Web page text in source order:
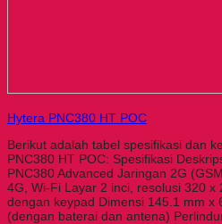
Hytera PNC380 HT POC
Berikut adalah tabel spesifikasi dan
PNC380 HT POC: Spesifikasi
PNC380 Advanced Jaringan 2G
4G, Wi-Fi Layar 2 inci, resolusi 320 x
dengan keypad Dimensi 145.1 mm x
(dengan baterai dan antena)